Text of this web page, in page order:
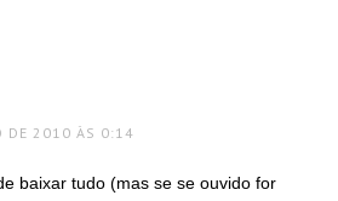
DE 2010 ÀS 0:14
baixar tudo (mas se se ouvido for